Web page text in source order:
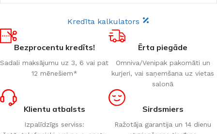
Kredīta kalkulators
Bezprocentu kredīts!
Sadali maksājumu uz 3, 6 vai pat
12 mēnešiem*
Ērta piegāde
Omniva/Venipak pakomāti un
kurjeri, vai saņemšana uz vietas
salonā
Klientu atbalsts
Izpalīdzīgs serviss:
Sirdsmiers
Ražotāja garantija un 14 dienu